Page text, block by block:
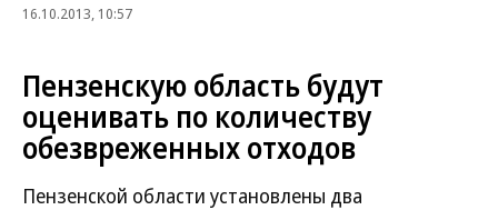
16.10.2013, 10:57
Пензенскую область будут
оценивать по количеству
обезвреженных отходов
Пензенской области установлены два